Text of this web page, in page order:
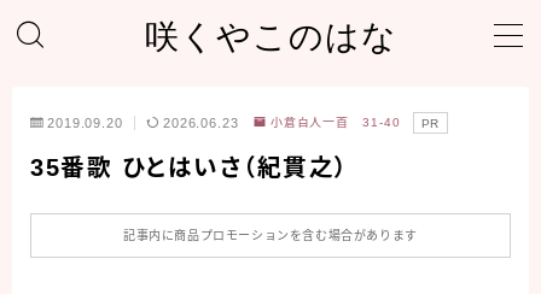
咲くやこのはな
ホーム
プライバシーポリシー
2019.09.20 2026.06.23 小倉百人一首 31-40 PR
35番歌 ひとはいさ（紀貫之）
記事内に商品プロモーションを含む場合があります